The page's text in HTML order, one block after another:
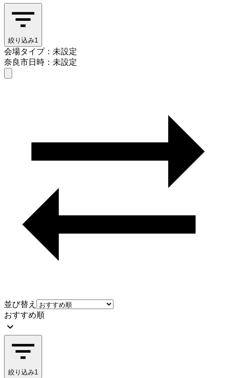
絞り込み1
会場タイプ：未設定
奈良市日時：未設定
並び替え
おすすめ順
絞り込み1